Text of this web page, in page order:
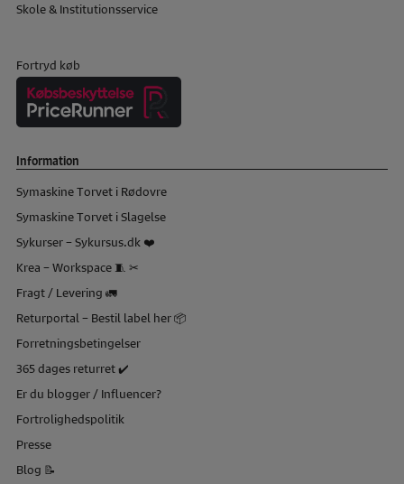
Skole & Institutionsservice
Fortryd køb
Information
Symaskine Torvet i Rødovre
Symaskine Torvet i Slagelse
Sykurser – Sykursus.dk ❤️
Krea – Workspace 🧵 ✂
Fragt / Levering 🚛
Returportal – Bestil label her 📦
Forretningsbetingelser
365 dages returret ✔️
Er du blogger / Influencer?
Fortrolighedspolitik
Presse
Blog 📝